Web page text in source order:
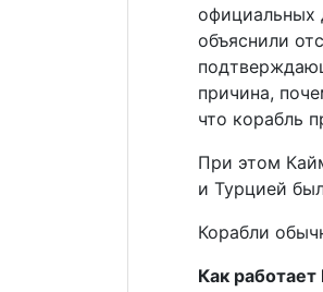
официальных
объяснили
причина,
что корабль
При этом
и Турцией
Корабли
Как